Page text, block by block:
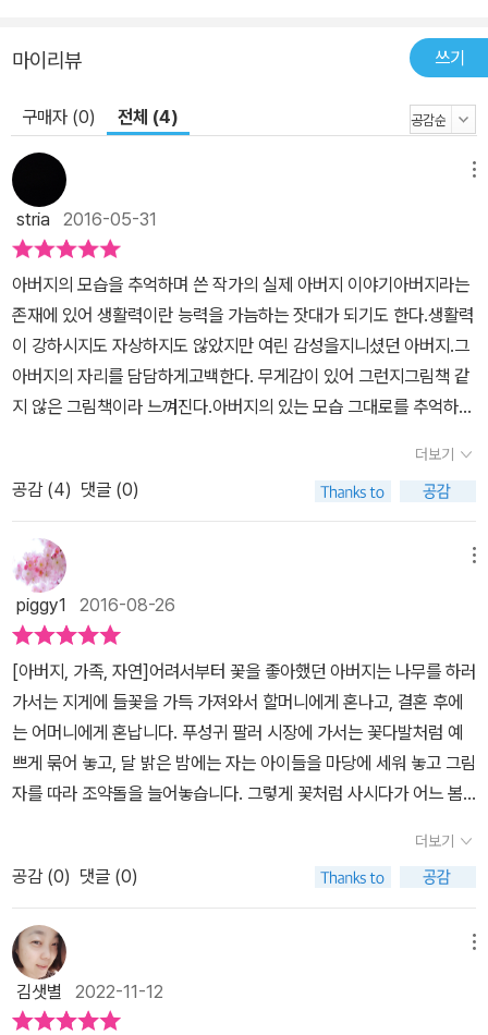
마이리뷰 쓰기
구매자 (0) 전체 (4)
stria 2016-05-31
아버지의 모습을 추억하며 쓴 작가의 실제 아버지 이야기아버지라는
존재에 있어 생활력이란 능력을 가늠하는 잣대가 되기도 한다.생활력
이 강하시지도 자상하지도 않았지만 여린 감성을지니셨던 아버지.그
아버지의 자리를 담담하게고백한다. 무게감이 있어 그런지그림책 같
지 않은 그림책이라 느껴진다.아버지의 있는 모습 그대로를 추억하는
아하는 아버지아버지는 어릴적 쇠꼴이나 나무를 하러지게를 지고 산
으로 들로 다니면서정작 그것들 보다는 꽃을 한짐 지고 해질녁 돌아
오기 일쑤였다. 아무짝에도 쓸모 없는 꽃을 가져왔다며할머니는 아버
지의 지게를 패대기 치셨다.꽃을 사랑하셨던 아버지의 마음은 어떠셨
을까.아버지는 꽃을 너무나 사랑하셨다.누군가에겐 실없는 사람처럼
보였겠지만참 감성적인 분이셨음을 알 수 있다.그 감성이라는 것이
먹고 살기 힘들었던 그 시절엔참 보잘것 없는 그것이었을 것이다.열
여섯살때 네살위 어머니와 결혼을 했다.어머니가 나무해오라 하면 지
게를 지고어둑해질때까지 꽃을 지게 한가득지고 내려오기 일쑤였다.
어머니도 그런 아버지를 보는 내내속이 터졌을 것이다. 자식을 6이나
되었으니 말이다. 그런 아버지에게 어머니는 푸성귀라도 팔아오라고
맡겨 장으로 내보내면아버지는 푸성귀를 시장 한귀퉁이에펼쳐놓고
예쁘게 묶어 놓았다.사람들의 이목을 집중시켰을 뿐사는 사람은 없었
을 듯...보름달 날밝은 밤 얼큰 하게 취하신아버지는 자는 자식들을 깨
아침 아버지가 아이들을 마당에 세워놓은 이유를 알 수 있었다.아버
지는 아이들의 그림자 따라 조약돌로 그림을 그리신 것이다. 아버지
의 인생은 꽃이었다.쓸모 없어 보이는 꽃이었지만아버지의 인생은 그
어떤 삶보다 향기로웠을 것이다. 아버지를 추억하며 만든 감성이 가
더보기
공감 (4) 댓글 (0)
piggy1 2016-08-26
[아버지, 가족, 자연]어려서부터 꽃을 좋아했던 아버지는 나무를 하러
가서는 지게에 들꽃을 가득 가져와서 할머니에게 혼나고, 결혼 후에
는 어머니에게 혼납니다. 푸성귀 팔러 시장에 가서는 꽃다발처럼 예
쁘게 묶어 놓고, 달 밝은 밤에는 자는 아이들을 마당에 세워 놓고 그림
자를 따라 조약돌을 늘어놓습니다. 그렇게 꽃처럼 사시다가 어느 봄
더보기
공감 (0) 댓글 (0)
김샛별 2022-11-12